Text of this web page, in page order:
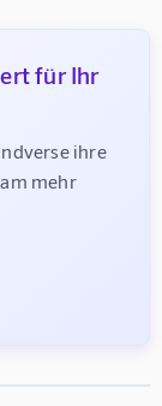
für Ihr
ihre
mehr